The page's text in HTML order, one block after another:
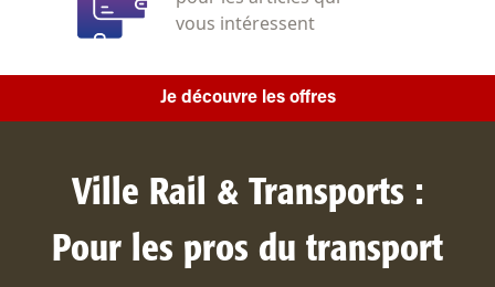
vous intéressent
Je découvre les offres
Ville Rail & Transports :
Pour les pros du transport